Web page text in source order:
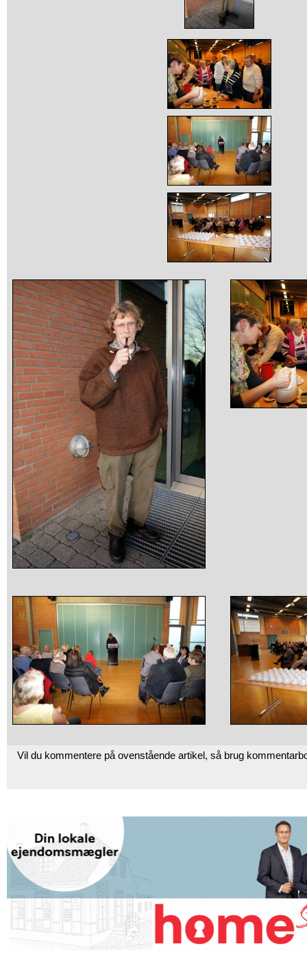
Vil du kommentere på ovenstående artikel, så brug